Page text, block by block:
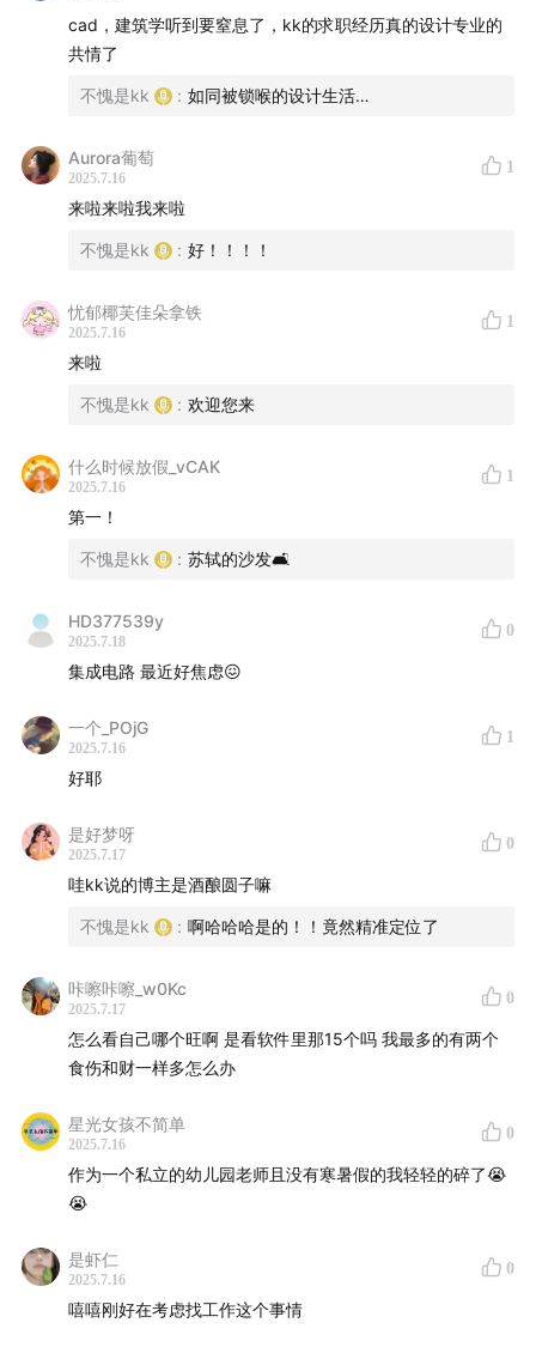
cad，建筑学听到要窒息了，kk的求职经历真的设计专业的
共情了
不愧是kk : 如同被锁喉的设计生活…
Aurora葡萄
2025.7.16
1
来啦来啦我来啦
不愧是kk : 好！！！！
忧郁椰芙佳朵拿铁
2025.7.16
1
来啦
不愧是kk : 欢迎您来
什么时候放假_vCAK
2025.7.16
1
第一！
不愧是kk : 苏轼的沙发🛋
HD377539y
2025.7.18
0
集成电路 最近好焦虑😖
一个_POjG
2025.7.16
1
好耶
是好梦呀
2025.7.17
0
哇kk说的博主是酒酿圆子嘛
不愧是kk : 啊哈哈哈是的！！竟然精准定位了
咔嚓咔嚓_w0Kc
2025.7.17
0
怎么看自己哪个旺啊 是看软件里那15个吗 我最多的有两个
食伤和财一样多怎么办
星光女孩不简单
2025.7.16
0
作为一个私立的幼儿园老师且没有寒暑假的我轻轻的碎了😭
😭
是虾仁
2025.7.16
0
嘻嘻刚好在考虑找工作这个事情